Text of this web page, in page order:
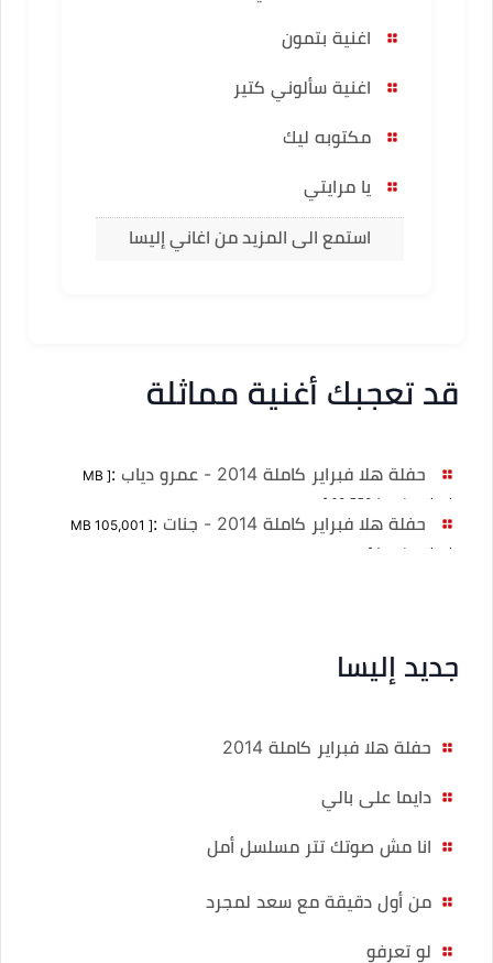
اغنية بتمون
اغنية سألوني كتير
مكتوبه ليك
يا مرايتي
استمع الى المزيد من اغاني إليسا
قد تعجبك أغنية مماثلة
حفلة هلا فبراير كاملة 2014 - عمرو دياب :
[ MB
68,559 (no duration) ]
حفلة هلا فبراير كاملة 2014 - جنات :
[ MB 105,001
(no duration) ]
جديد إليسا
حفلة هلا فبراير كاملة 2014
دايما على بالي
انا مش صوتك تتر مسلسل أمل
من أول دقيقة مع سعد لمجرد
لو تعرفو